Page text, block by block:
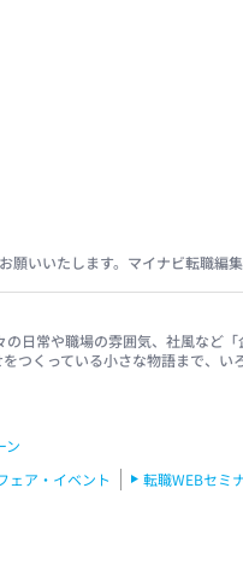
いいたします。マイナビ転職編
日常や職場の雰囲気、社風など
くっている小さな物語まで、い
ン
ェア・イベント
転職WEBセミ